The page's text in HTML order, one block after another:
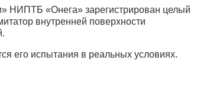
НИПТБ «Онега» зарегистрирован целый
внутренней поверхности
его испытания в реальных условиях.